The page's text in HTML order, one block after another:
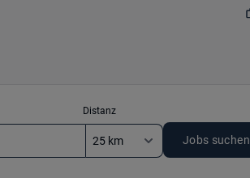
Distanz
Jobs suchen